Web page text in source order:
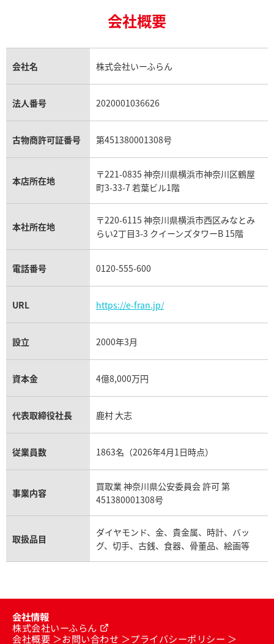
金貨買取
貴金属買取
銀・シルバー買取
パラジウム買取
トパーズ買取
タンザナイト買取
キャッツアイ買取
アクアマリン買取
ロレックス エクスプローラー買取
ロレックス デイトジャスト買取
パテック フィリップノーチラス買取
ヴァシュロン・コンスタンタン買取
オメガ買取
カルティエ買取
フランク ミュラー買取
リシャール・ミル買取
パネライ買取
チューダー（チュードル）買取
シャネル マトラッセ買取
セリーヌ買取
プラダ買取
ヴァンクリーフ＆アーペル買取
ショーメ買取
ダミアーニ買取
モーブッサン買取
会社概要
会社名 株式会社いーふらん
法人番号 2020001036626
古物商許可証番号 第451380001308号
本店所在地
〒221-0835 神奈川県横浜市神奈川区鶴屋
町3-33-7 若葉ビル1階
本社所在地
〒220-6115 神奈川県横浜市西区みなとみ
らい2丁目3-3 クイーンズタワーB 15階
電話番号 0120-555-600
URL https://e-fran.jp/
設立 2000年3月
資本金 4億8,000万円
代表取締役社長 鹿村 大志
従業員数 1863名（2026年4月1日時点）
事業内容
買取業 神奈川県公安委員会 許可 第
451380001308号
取扱品目
ダイヤモンド、金、貴金属、時計、バッ
グ、切手、古銭、食器、骨董品、絵画等
会社情報
株式会社いーふらん
会社概要
お問い合わせ
プライバシーポリシー